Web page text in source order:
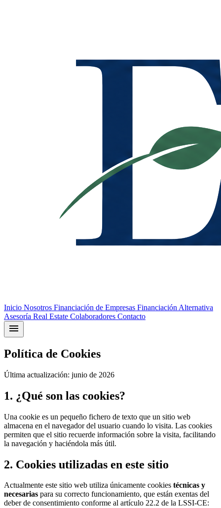
Inicio Nosotros Financiación de Empresas Financiación Alternativa
Asesoría Real Estate Colaboradores Contacto
menu
Política de Cookies
Última actualización: junio de 2026
1. ¿Qué son las cookies?
Una cookie es un pequeño fichero de texto que un sitio web
almacena en el navegador del usuario cuando lo visita. Las cookies
permiten que el sitio recuerde información sobre la visita, facilitando
la navegación y haciéndola más útil.
2. Cookies utilizadas en este sitio
Actualmente este sitio web utiliza únicamente cookies técnicas y
necesarias para su correcto funcionamiento, que están exentas del
deber de consentimiento conforme al artículo 22.2 de la LSSI-CE: